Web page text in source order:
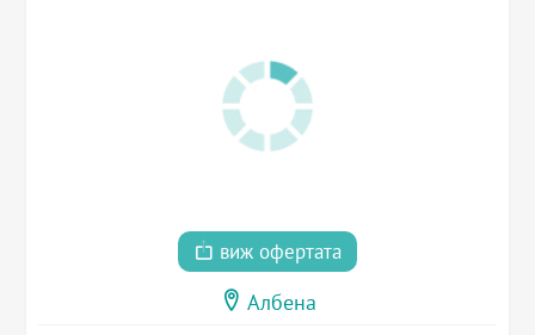
виж офертата
Албена